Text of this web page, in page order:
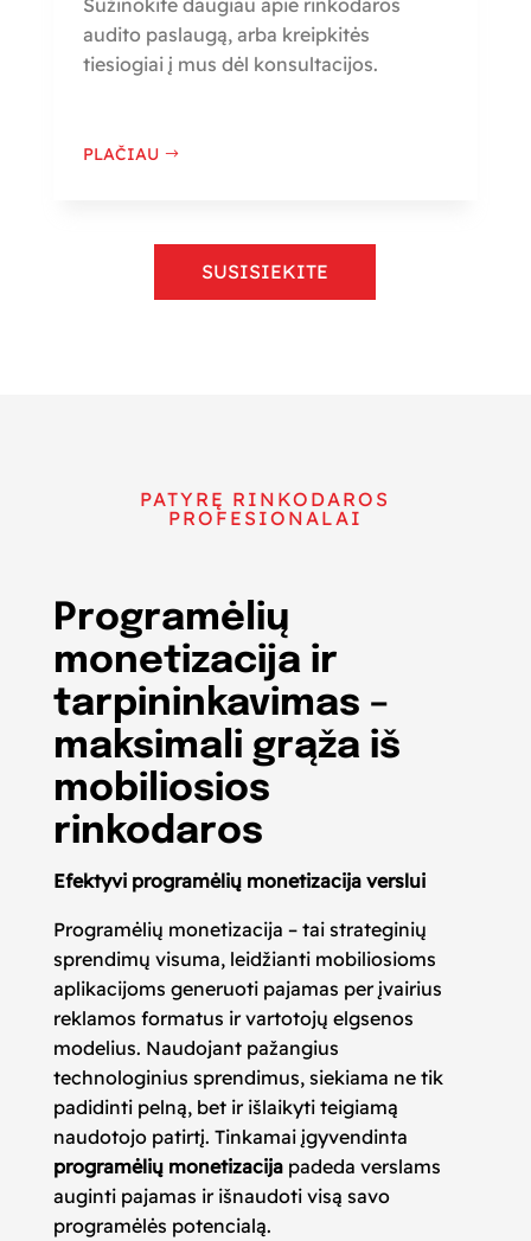
audito paslaugą, arba kreipkitės
tiesiogiai į mus dėl konsultacijos.
PLAČIAU
SUSISIEKITE
PATYRĘ RINKODAROS
PROFESIONALAI
Programėlių
monetizacija ir
tarpininkavimas –
maksimali grąža iš
mobiliosios
rinkodaros
Efektyvi programėlių monetizacija verslui
Programėlių monetizacija – tai strateginių
sprendimų visuma, leidžianti mobiliosioms
aplikacijoms generuoti pajamas per įvairius
reklamos formatus ir vartotojų elgsenos
modelius. Naudojant pažangius
technologinius sprendimus, siekiama ne tik
padidinti pelną, bet ir išlaikyti teigiamą
naudotojo patirtį. Tinkamai įgyvendinta
programėlių monetizacijapadeda verslams
auginti pajamas ir išnaudoti visą savo
programėlės potencialą.